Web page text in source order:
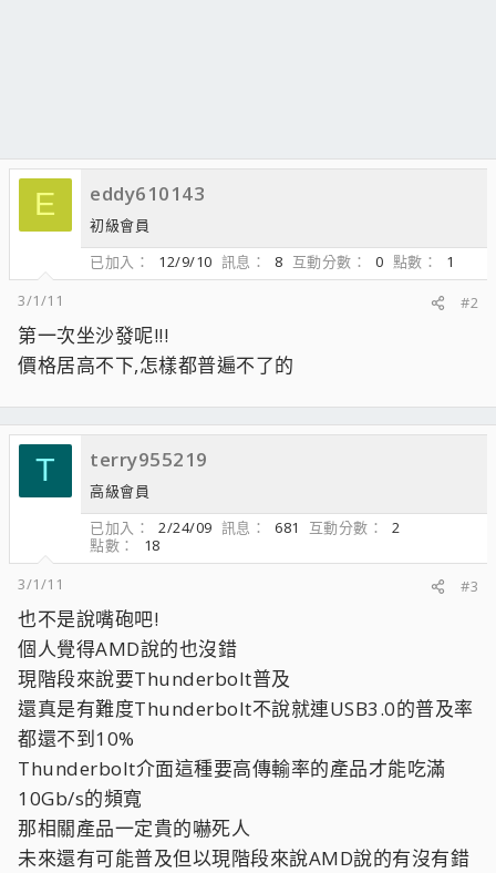
E eddy610143
初級會員
已加入
12/9/10 訊息 8 互動分數 0 點數
1
3/1/11
#2
第一次坐沙發呢!!!
價格居高不下,怎樣都普遍不了的
T terry955219
高級會員
已加入
2/24/09 訊息 681 互動分數
2
點數
18
3/1/11
#3
也不是說嘴砲吧!
個人覺得AMD說的也沒錯
現階段來說要Thunderbolt普及
還真是有難度Thunderbolt不說就連USB3.0的普及率
都還不到10%
Thunderbolt介面這種要高傳輸率的產品才能吃滿
10Gb/s的頻寬
那相關產品一定貴的嚇死人
未來還有可能普及但以現階段來說AMD說的有沒有錯